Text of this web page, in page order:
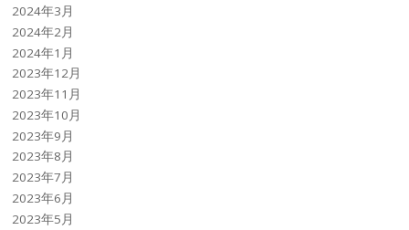
2024年3月
2024年2月
2024年1月
2023年12月
2023年11月
2023年10月
2023年9月
2023年8月
2023年7月
2023年6月
2023年5月